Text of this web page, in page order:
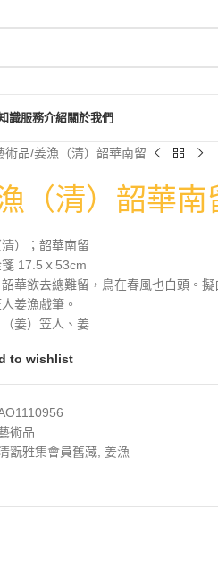
識服務介紹關於我們
術品 姜漁（清）韶華南留
（清）韶華南
）；韶華南留
17.5ｘ53cm
華欲去總難留，鳥在春風也白頭。
姜漁戲筆。
姜）笠人、姜
to wishlist
術品
翫雅集會員舊藏, 姜漁